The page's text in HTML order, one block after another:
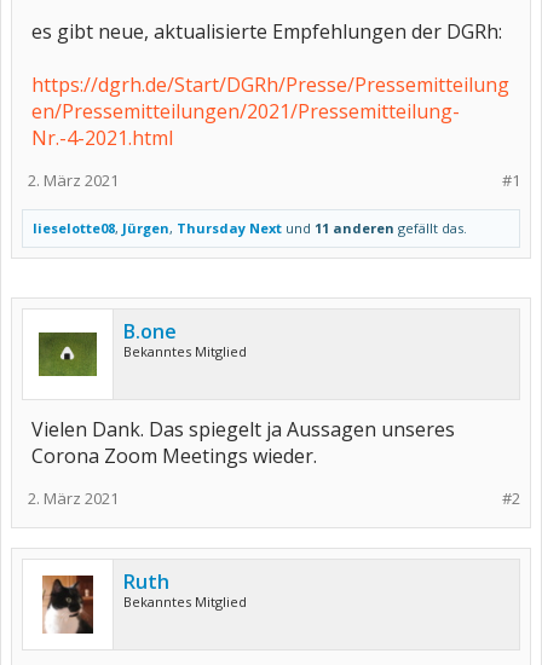
es gibt neue, aktualisierte Empfehlungen der DGRh:
https://dgrh.de/Start/DGRh/Presse/Pressemitteilung
en/Pressemitteilungen/2021/Pressemitteilung-
Nr.-4-2021.html
#1
2. März 2021
lieselotte08, Jürgen, Thursday Next und 11 anderen gefällt das.
B.one
Bekanntes Mitglied
Vielen Dank. Das spiegelt ja Aussagen unseres
Corona Zoom Meetings wieder.
#2
2. März 2021
Ruth
Bekanntes Mitglied